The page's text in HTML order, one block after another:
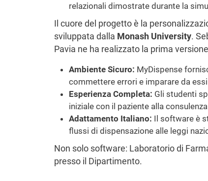
relazionali dimostrate durante la
Il cuore del progetto è la
sviluppata dalla Monash University.
Pavia ne ha realizzato la prima
Ambiente Sicuro: MyDispense
commettere errori e imparare da
Esperienza Completa: Gli studenti
iniziale con il paziente alla
Adattamento Italiano: Il software è
flussi di dispensazione alle leggi
Non solo software: Laboratorio di
presso il Dipartimento.